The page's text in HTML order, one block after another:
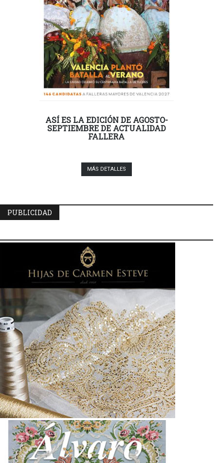
ASÍ ES LA EDICIÓN DE AGOSTO-
SEPTIEMBRE DE ACTUALIDAD
FALLERA
MÁS DETALLES
PUBLICIDAD